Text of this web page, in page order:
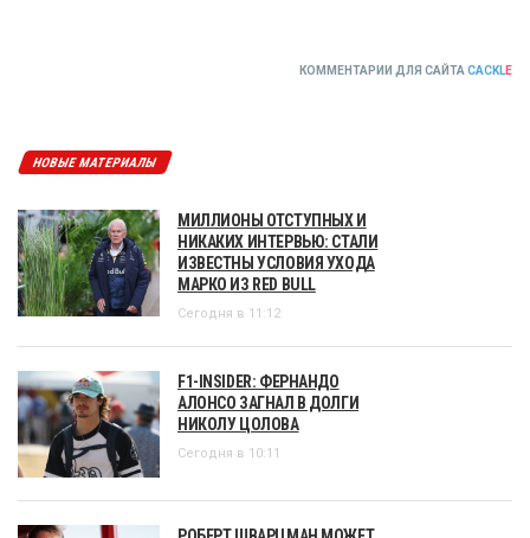
КОММЕНТАРИИ ДЛЯ САЙТА CACKLE
НОВЫЕ МАТЕРИАЛЫ
МИЛЛИОНЫ ОТСТУПНЫХ И
НИКАКИХ ИНТЕРВЬЮ: СТАЛИ
ИЗВЕСТНЫ УСЛОВИЯ УХОДА
МАРКО ИЗ RED BULL
Сегодня в 11:12
F1-INSIDER: ФЕРНАНДО
АЛОНСО ЗАГНАЛ В ДОЛГИ
НИКОЛУ ЦОЛОВА
Сегодня в 10:11